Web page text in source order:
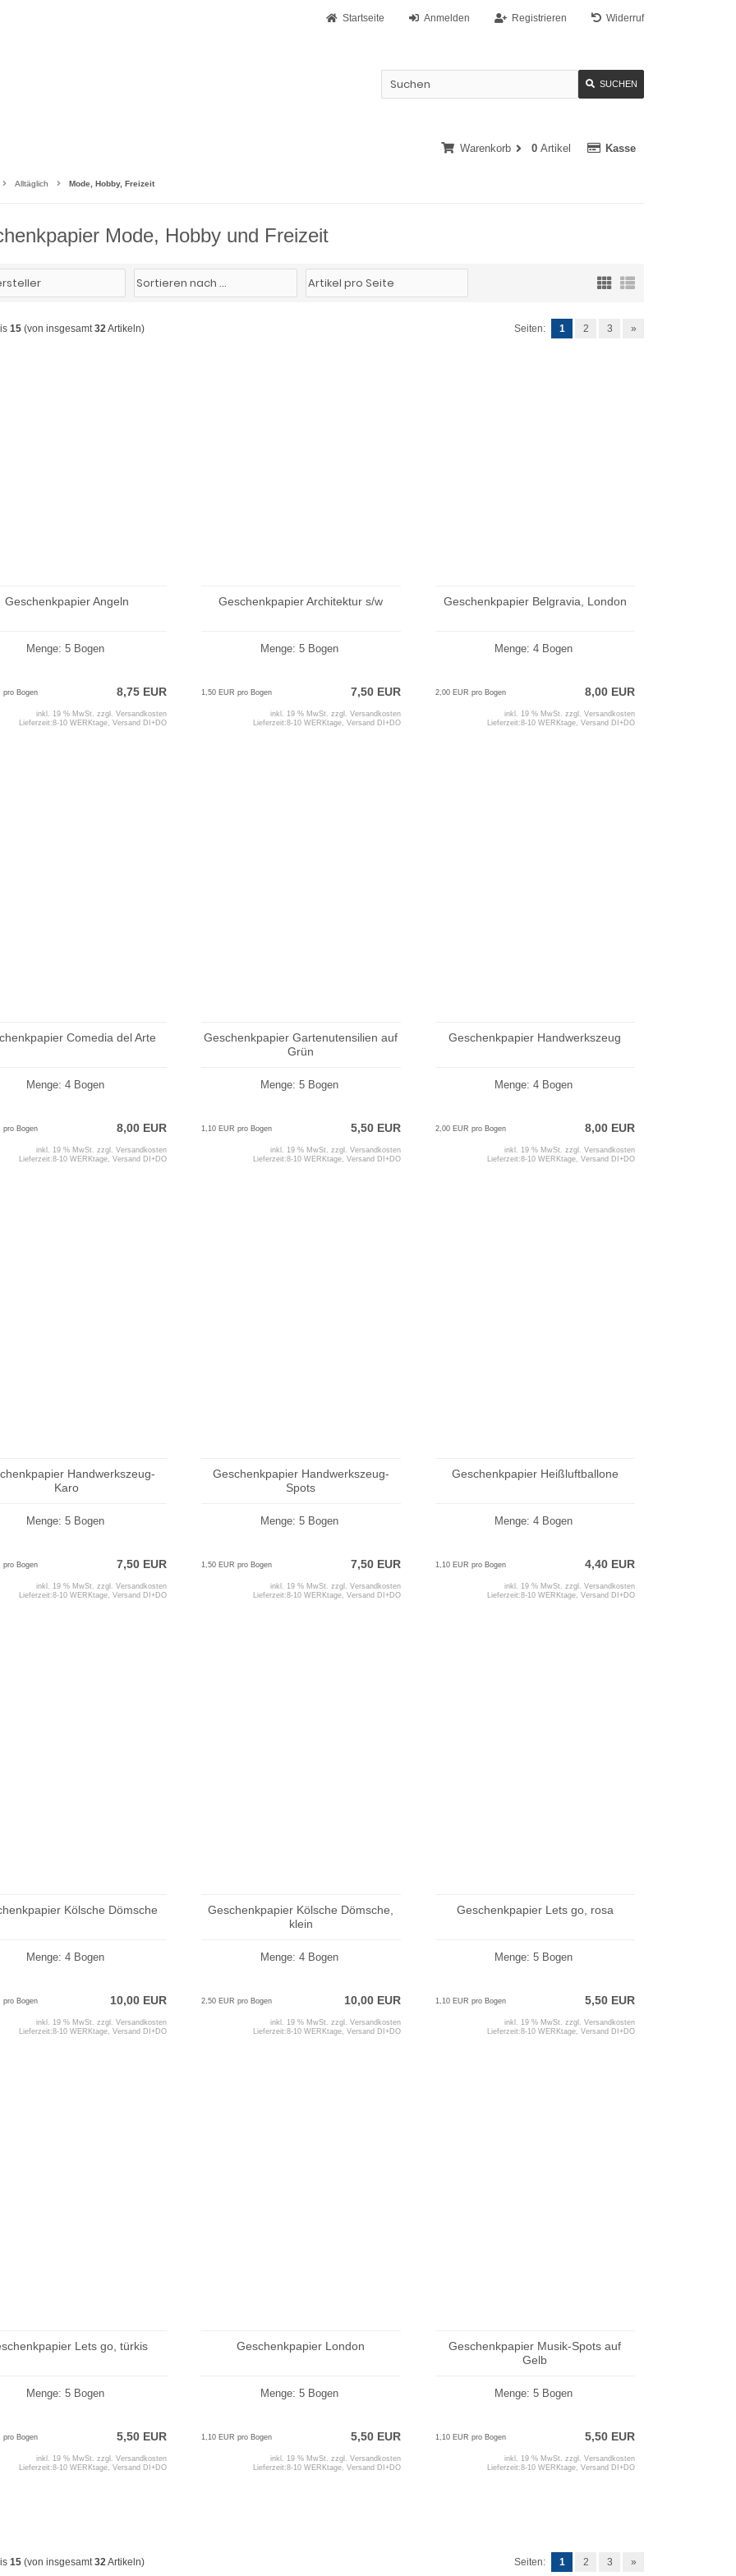
Widerruf
Registrieren
Anmelden
Startseite
SUCHEN
Kasse
Warenkorb 0 Artikel
Alltäglich Mode, Hobby, Freizeit
Mode, Hobby und Freizeit
15 (von insgesamt32Artikeln) Seiten: 1 2 3 »
Geschenkpapier Angeln
Menge: 5 Bogen
8,75 EUR
pro Bogen
inkl. 19 % MwSt. zzgl. Versandkosten
Lieferzeit:8-10 WERKtage, Versand DI+DO
Geschenkpapier Architektur s/w
Menge: 5 Bogen
7,50 EUR
1,50 EUR pro Bogen
inkl. 19 % MwSt. zzgl. Versandkosten
Lieferzeit:8-10 WERKtage, Versand DI+DO
Geschenkpapier Belgravia, London
Menge: 4 Bogen
8,00 EUR
2,00 EUR pro Bogen
inkl. 19 % MwSt. zzgl. Versandkosten
Lieferzeit:8-10 WERKtage, Versand DI+DO
Comedia del Arte
Menge: 4 Bogen
8,00 EUR
pro Bogen
inkl. 19 % MwSt. zzgl. Versandkosten
Lieferzeit:8-10 WERKtage, Versand DI+DO
Geschenkpapier Gartenutensilien auf
Grün
Menge: 5 Bogen
5,50 EUR
1,10 EUR pro Bogen
inkl. 19 % MwSt. zzgl. Versandkosten
Lieferzeit:8-10 WERKtage, Versand DI+DO
Geschenkpapier Handwerkszeug
Menge: 4 Bogen
8,00 EUR
2,00 EUR pro Bogen
inkl. 19 % MwSt. zzgl. Versandkosten
Lieferzeit:8-10 WERKtage, Versand DI+DO
Handwerkszeug-
Karo
Menge: 5 Bogen
7,50 EUR
pro Bogen
inkl. 19 % MwSt. zzgl. Versandkosten
Lieferzeit:8-10 WERKtage, Versand DI+DO
Geschenkpapier Handwerkszeug-
Spots
Menge: 5 Bogen
7,50 EUR
1,50 EUR pro Bogen
inkl. 19 % MwSt. zzgl. Versandkosten
Lieferzeit:8-10 WERKtage, Versand DI+DO
Geschenkpapier Heißluftballone
Menge: 4 Bogen
4,40 EUR
1,10 EUR pro Bogen
inkl. 19 % MwSt. zzgl. Versandkosten
Lieferzeit:8-10 WERKtage, Versand DI+DO
Kölsche Dömsche
Menge: 4 Bogen
10,00 EUR
pro Bogen
inkl. 19 % MwSt. zzgl. Versandkosten
Lieferzeit:8-10 WERKtage, Versand DI+DO
Geschenkpapier Kölsche Dömsche,
klein
Menge: 4 Bogen
10,00 EUR
2,50 EUR pro Bogen
inkl. 19 % MwSt. zzgl. Versandkosten
Lieferzeit:8-10 WERKtage, Versand DI+DO
Geschenkpapier Lets go, rosa
Menge: 5 Bogen
5,50 EUR
1,10 EUR pro Bogen
inkl. 19 % MwSt. zzgl. Versandkosten
Lieferzeit:8-10 WERKtage, Versand DI+DO
Lets go, türkis
Menge: 5 Bogen
5,50 EUR
pro Bogen
inkl. 19 % MwSt. zzgl. Versandkosten
Lieferzeit:8-10 WERKtage, Versand DI+DO
Geschenkpapier London
Menge: 5 Bogen
5,50 EUR
1,10 EUR pro Bogen
inkl. 19 % MwSt. zzgl. Versandkosten
Lieferzeit:8-10 WERKtage, Versand DI+DO
Geschenkpapier Musik-Spots auf
Gelb
Menge: 5 Bogen
5,50 EUR
1,10 EUR pro Bogen
inkl. 19 % MwSt. zzgl. Versandkosten
Lieferzeit:8-10 WERKtage, Versand DI+DO
15 (von insgesamt32Artikeln) Seiten: 1 2 3 »